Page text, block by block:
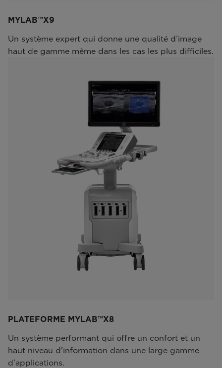
MYLAB™X9
Un système expert qui donne une qualité d’image
haut de gamme même dans les cas les plus difficiles.
PLATEFORME MYLAB™X8
Un système performant qui offre un confort et un
haut niveau d'information dans une large gamme
d'applications.